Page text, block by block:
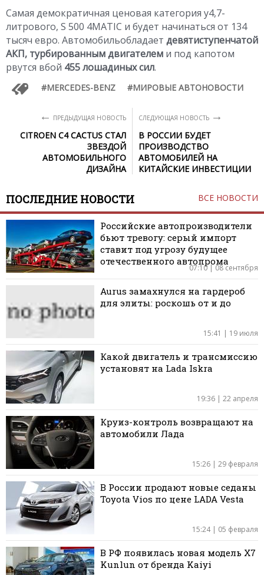
Самая демократичная ценовая категория у4,7-
литрового, S 500 4MATIC и будет начинаться от 134
тысяч евро. Автомобильобладает девятиступенчатой
АКП, турбированным двигателем и под капотом
рвутся вбой 455 лошадиных сил.
MERCEDES-BENZ МИРОВЫЕ АВТОНОВОСТИ
← ПРЕДЫДУЩАЯ НОВОСТЬ
CITROEN C4 CACTUS СТАЛ
ЗВЕЗДОЙ
АВТОМОБИЛЬНОГО
ДИЗАЙНА
СЛЕДУЮЩАЯ НОВОСТЬ →
В РОССИИ БУДЕТ
ПРОИЗВОДСТВО
АВТОМОБИЛЕЙ НА
КИТАЙСКИЕ ИНВЕСТИЦИИ
ПОСЛЕДНИЕ НОВОСТИ ВСЕ НОВОСТИ
Российские автопроизводители
бьют тревогу: серый импорт
ставит под угрозу будущее
отечественного автопрома
07:10 | 08 сентября
Aurus замахнулся на гардероб
для элиты: роскошь от и до
15:41 | 19 июля
Какой двигатель и трансмиссию
установят на Lada Iskra
19:36 | 22 апреля
Круиз-контроль возвращают на
автомобили Лада
15:26 | 29 февраля
В России продают новые седаны
Toyota Vios по цене LADA Vesta
15:24 | 05 февраля
В РФ появилась новая модель X7
Kunlun от бренда Kaiyi